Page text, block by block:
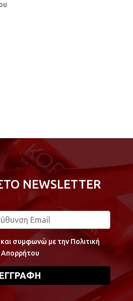
NEWSLETTER
συμφωνώ με την Πολιτική
Απορρήτου